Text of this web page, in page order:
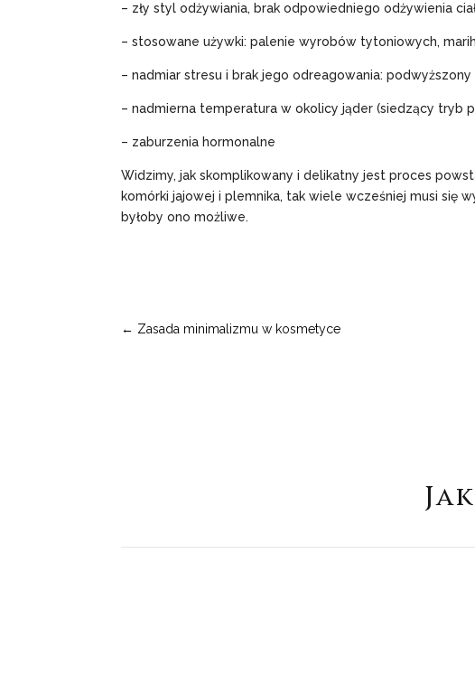
– zły styl odżywiania, brak odpowiedniego odżywienia
– stosowane używki: palenie wyrobów tytoniowych,
– nadmiar stresu i brak jego odreagowania:
– nadmierna temperatura w okolicy jąder (siedzący tryb
– zaburzenia hormonalne
Widzimy, jak skomplikowany i delikatny jest proces
komórki jajowej i plemnika, tak wiele wcześniej musi się
byłoby ono możliwe.
← Zasada minimalizmu w kosmetyce